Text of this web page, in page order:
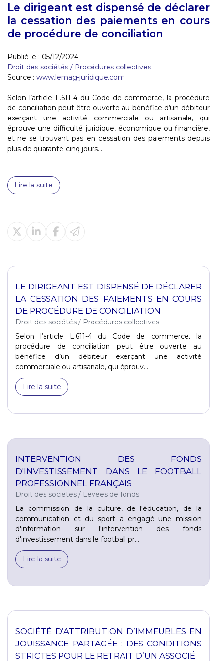
Le dirigeant est dispensé de déclarer
la cessation des paiements en cours
de procédure de conciliation
Publié le : 05/12/2024
Droit des sociétés / Procédures collectives
Source : www.lemag-juridique.com
Selon l’article L.611-4 du Code de commerce, la procédure
de conciliation peut être ouverte au bénéfice d’un débiteur
exerçant une activité commerciale ou artisanale, qui
éprouve une difficulté juridique, économique ou financière,
et ne se trouvant pas en cessation des paiements depuis
plus de quarante-cinq jours...
Lire la suite
LE DIRIGEANT EST DISPENSÉ DE DÉCLARER
LA CESSATION DES PAIEMENTS EN COURS
DE PROCÉDURE DE CONCILIATION
Droit des sociétés / Procédures collectives
Selon l’article L.611-4 du Code de commerce, la
procédure de conciliation peut être ouverte au
bénéfice d’un débiteur exerçant une activité
commerciale ou artisanale, qui éprouv...
Lire la suite
INTERVENTION DES FONDS
D'INVESTISSEMENT DANS LE FOOTBALL
PROFESSIONNEL FRANÇAIS
Droit des sociétés / Levées de fonds
La commission de la culture, de l'éducation, de la
communication et du sport a engagé une mission
d'information sur l'intervention des fonds
d'investissement dans le football pr...
Lire la suite
SOCIÉTÉ D’ATTRIBUTION D’IMMEUBLES EN
JOUISSANCE PARTAGÉE : DES CONDITIONS
STRICTES POUR LE RETRAIT D’UN ASSOCIÉ